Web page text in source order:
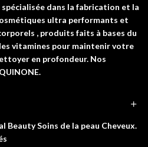
dans la fabrication et la
ultra performants et
, produits faits à bases du
vitamines pour maintenir votre
en profondeur. Nos
Beauty Soins de la peau Cheveux.